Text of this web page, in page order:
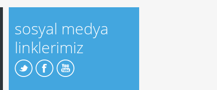
sosyal medya
linklerimiz